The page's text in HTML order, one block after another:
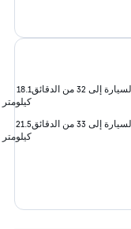
إلى 32 من الدقائق
18.1
كيلومتر
إلى 33 من الدقائق
21.5
كيلومتر